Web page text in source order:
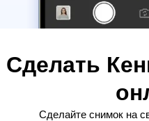
Сделать
Сделайте снимок на